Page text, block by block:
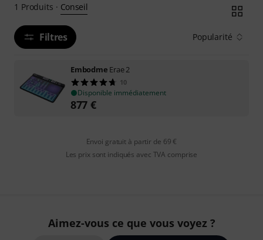
1 Produits · Conseil
Filtres Popularité
Embodme Erae 2
10
Disponible immédiatement
877 €
Envoi gratuit à partir de 69 €
Les prix sont indiqués avec TVA comprise
Aimez-vous ce que vous voyez ?